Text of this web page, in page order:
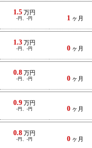
1.5 万円
-円、-円 1 ヶ月
1.3 万円
-円、-円 0 ヶ月
0.8 万円
-円、-円 0 ヶ月
0.9 万円
-円、-円 0 ヶ月
0.8 万円
-円、-円 0 ヶ月